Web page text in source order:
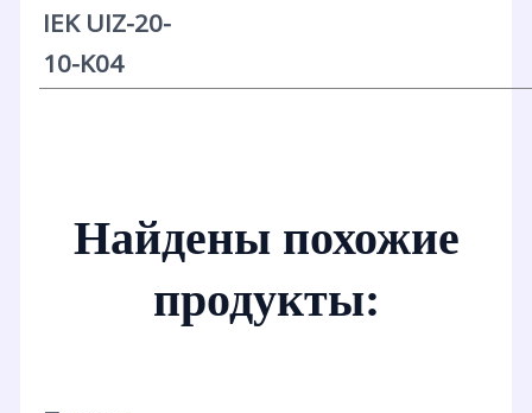
IEK UIZ-20-
10-K04
Найдены похожие
продукты: